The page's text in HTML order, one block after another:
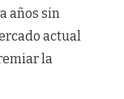
años sin
actual
la